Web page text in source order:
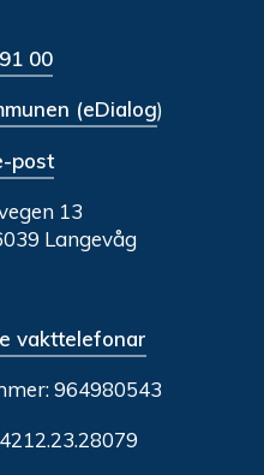
00
(eDialog)
post
13
Langevåg
vakttelefonar
964980543